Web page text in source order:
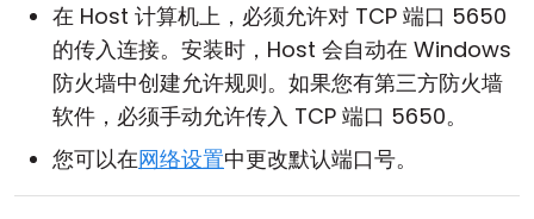
在 Host 计算机上，必须允许对 TCP 端口 5650
的传入连接。安装时，Host 会自动在 Windows
防火墙中创建允许规则。如果您有第三方防火墙
软件，必须手动允许传入 TCP 端口 5650。
您可以在网络设置中更改默认端口号。